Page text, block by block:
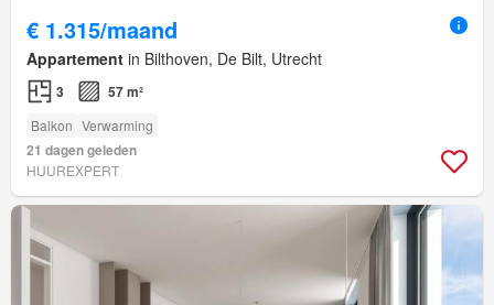
€ 1.315/maand
Appartement in Bilthoven, De Bilt, Utrecht
3 57 m²
Balkon Verwarming
21 dagen geleden
HUUREXPERT